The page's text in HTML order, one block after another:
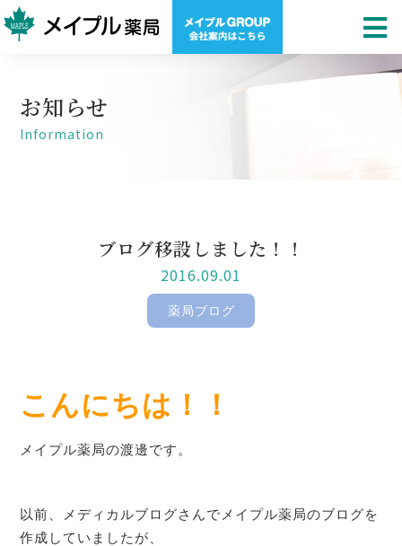
お知らせ
Information
ブログ移設しました！！
2016.09.01
薬局ブログ
こんにちは！！
メイプル薬局の渡邊です。
以前、メディカルブログさんでメイプル薬局のブログを
作成していましたが、